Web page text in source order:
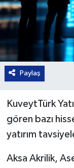
Paylaş
KuveytTürk
gören bazı
yatırım
Aksa Akrilik,